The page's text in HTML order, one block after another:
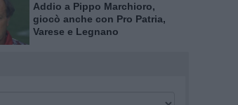
Addio a Pippo Marchioro,
giocò anche con Pro Patria,
Varese e Legnano